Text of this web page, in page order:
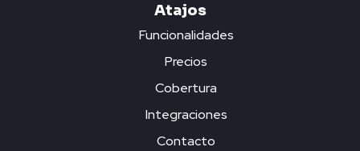
Atajos
Funcionalidades
Precios
Cobertura
Integraciones
Contacto